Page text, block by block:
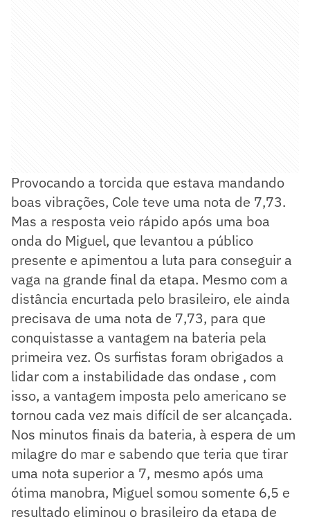
Provocando a torcida que estava mandando
boas vibrações, Cole teve uma nota de 7,73.
Mas a resposta veio rápido após uma boa
onda do Miguel, que levantou a público
presente e apimentou a luta para conseguir a
vaga na grande final da etapa. Mesmo com a
distância encurtada pelo brasileiro, ele ainda
precisava de uma nota de 7,73, para que
conquistasse a vantagem na bateria pela
primeira vez. Os surfistas foram obrigados a
lidar com a instabilidade das ondase , com
isso, a vantagem imposta pelo americano se
tornou cada vez mais difícil de ser alcançada.
Nos minutos finais da bateria, à espera de um
milagre do mar e sabendo que teria que tirar
uma nota superior a 7, mesmo após uma
ótima manobra, Miguel somou somente 6,5 e
resultado eliminou o brasileiro da etapa de